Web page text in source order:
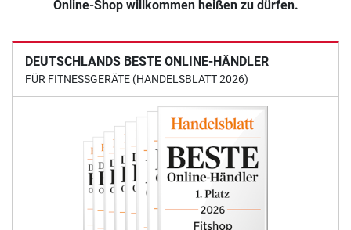
und wurde zu Fitshop. Ob Sport-Tiedje oder Fitshop: Wir
freuen uns, Sie in unserem vielfach ausgezeichneten
Online-Shop willkommen heißen zu dürfen.
DEUTSCHLANDS BESTE ONLINE-HÄNDLER
FÜR FITNESSGERÄTE (HANDELSBLATT 2026)